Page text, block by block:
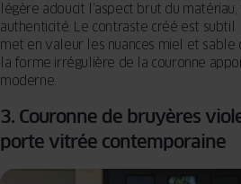
légère adoucit l’aspect brut du matériau,
authenticité. Le contraste créé est subtil
met en valeur les nuances miel et sable
la forme irrégulière de la couronne
moderne.
3. Couronne de bruyères
porte vitrée contemporaine